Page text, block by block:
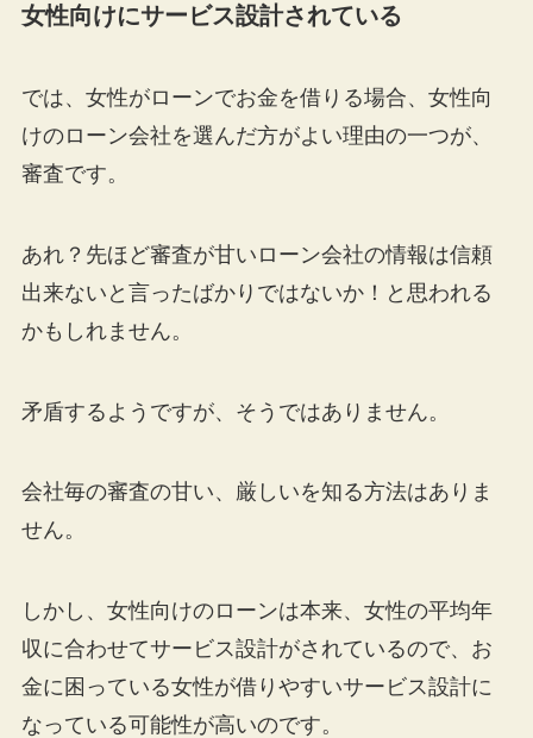
女性向けにサービス設計されている
では、女性がローンでお金を借りる場合、女性向
けのローン会社を選んだ方がよい理由の一つが、
審査です。
あれ？先ほど審査が甘いローン会社の情報は信頼
出来ないと言ったばかりではないか！と思われる
かもしれません。
矛盾するようですが、そうではありません。
会社毎の審査の甘い、厳しいを知る方法はありま
せん。
しかし、女性向けのローンは本来、女性の平均年
収に合わせてサービス設計がされているので、お
金に困っている女性が借りやすいサービス設計に
なっている可能性が高いのです。